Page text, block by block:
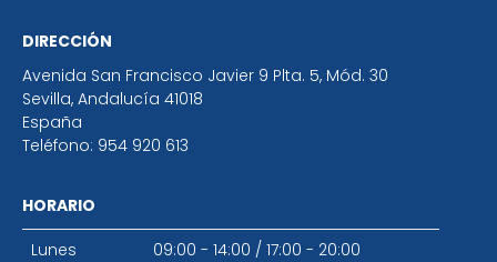
DIRECCIÓN
Avenida San Francisco Javier 9 Plta. 5, Mód. 30
Sevilla, Andalucía 41018
España
Teléfono: 954 920 613
HORARIO
Lunes
09:00 - 14:00 / 17:00 - 20:00